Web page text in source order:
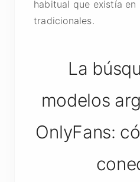
habitual que existía en
tradicionales.
La
modelos
OnlyFans: